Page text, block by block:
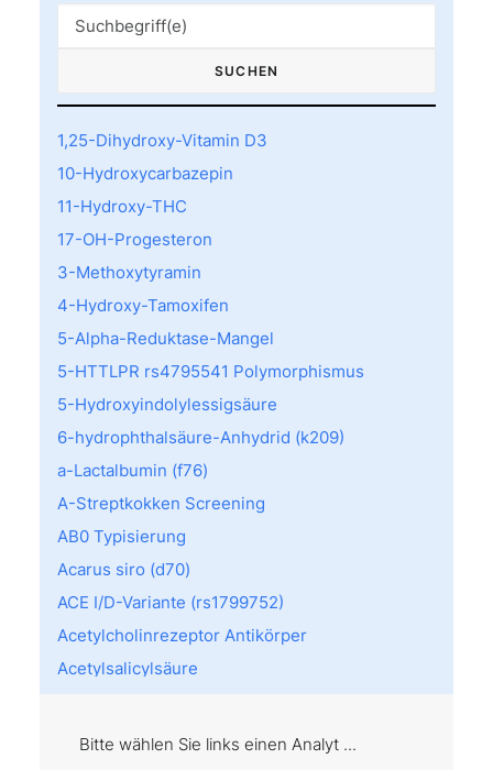
1,25-Dihydroxy-Vitamin D3
10-Hydroxycarbazepin
11-Hydroxy-THC
17-OH-Progesteron
3-Methoxytyramin
4-Hydroxy-Tamoxifen
5-Alpha-Reduktase-Mangel
5-HTTLPR rs4795541 Polymorphismus
5-Hydroxyindolylessigsäure
6-hydrophthalsäure-Anhydrid (k209)
a-Lactalbumin (f76)
A-Streptkokken Screening
AB0 Typisierung
Acarus siro (d70)
ACE I/D-Variante (rs1799752)
Acetylcholinrezeptor Antikörper
Acetylsalicylsäure
Acremonium kiliense (m202)
Bitte wählen Sie links einen Analyt ...